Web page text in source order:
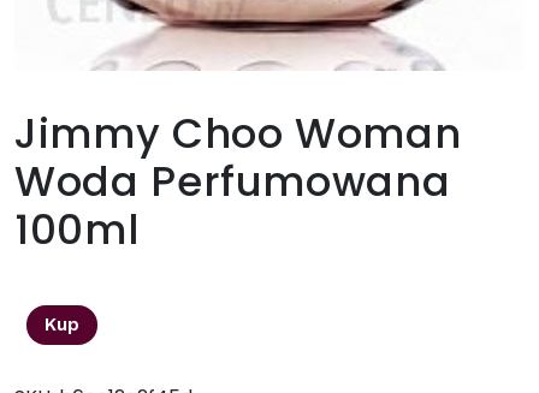
Jimmy Choo Woman
Woda Perfumowana
100ml
Kup